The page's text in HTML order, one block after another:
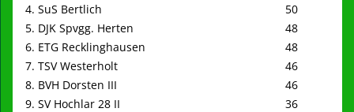
4. SuS Bertlich
50
5. DJK Spvgg. Herten
48
6. ETG Recklinghausen
48
7. TSV Westerholt
46
8. BVH Dorsten III
46
9. SV Hochlar 28 II
36